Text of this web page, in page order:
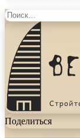
Найти:
Поделиться